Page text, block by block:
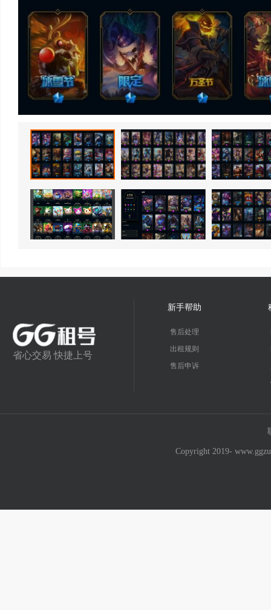
省心交易 快捷上号
新手帮助
售后处理
出租规则
售后申诉
Copyright 2019-